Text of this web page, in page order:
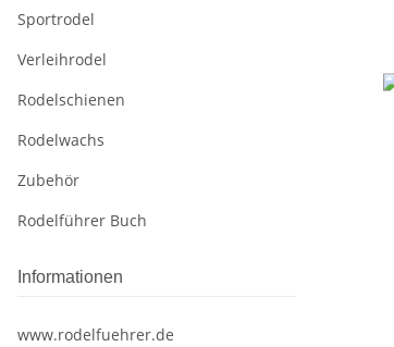
Sportrodel
Verleihrodel
Rodelschienen
Rodelwachs
Zubehör
Rodelführer Buch
Informationen
www.rodelfuehrer.de